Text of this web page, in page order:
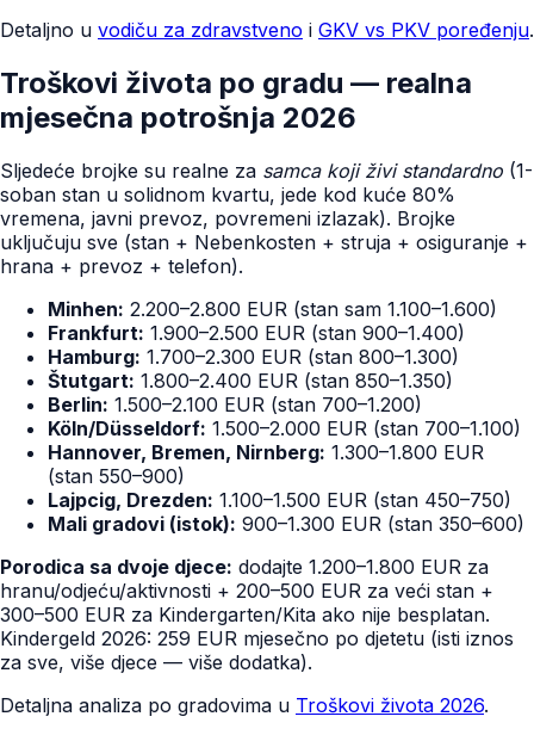
Detaljno u vodiču za zdravstveno i GKV vs PKV poređenju.
Troškovi života po gradu — realna
mjesečna potrošnja 2026
Sljedeće brojke su realne za samca koji živi standardno (1-
soban stan u solidnom kvartu, jede kod kuće 80%
vremena, javni prevoz, povremeni izlazak). Brojke
uključuju sve (stan + Nebenkosten + struja + osiguranje +
hrana + prevoz + telefon).
Minhen: 2.200–2.800 EUR (stan sam 1.100–1.600)
Frankfurt: 1.900–2.500 EUR (stan 900–1.400)
Hamburg: 1.700–2.300 EUR (stan 800–1.300)
Štutgart: 1.800–2.400 EUR (stan 850–1.350)
Berlin: 1.500–2.100 EUR (stan 700–1.200)
Köln/Düsseldorf: 1.500–2.000 EUR (stan 700–1.100)
Hannover, Bremen, Nirnberg: 1.300–1.800 EUR
(stan 550–900)
Lajpcig, Drezden: 1.100–1.500 EUR (stan 450–750)
Mali gradovi (istok): 900–1.300 EUR (stan 350–600)
Porodica sa dvoje djece: dodajte 1.200–1.800 EUR za
hranu/odjeću/aktivnosti + 200–500 EUR za veći stan +
300–500 EUR za Kindergarten/Kita ako nije besplatan.
Kindergeld 2026: 259 EUR mjesečno po djetetu (isti iznos
za sve, više djece — više dodatka).
Detaljna analiza po gradovima u Troškovi života 2026.